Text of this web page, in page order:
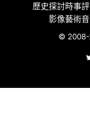
歷史探討時事
影像藝術
©
X